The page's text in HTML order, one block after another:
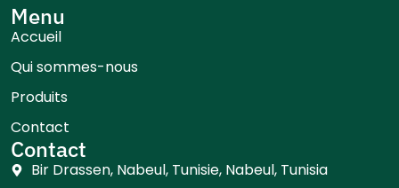
Menu
Accueil
Qui sommes-nous
Produits
Contact
Contact
Bir Drassen, Nabeul, Tunisie, Nabeul, Tunisia